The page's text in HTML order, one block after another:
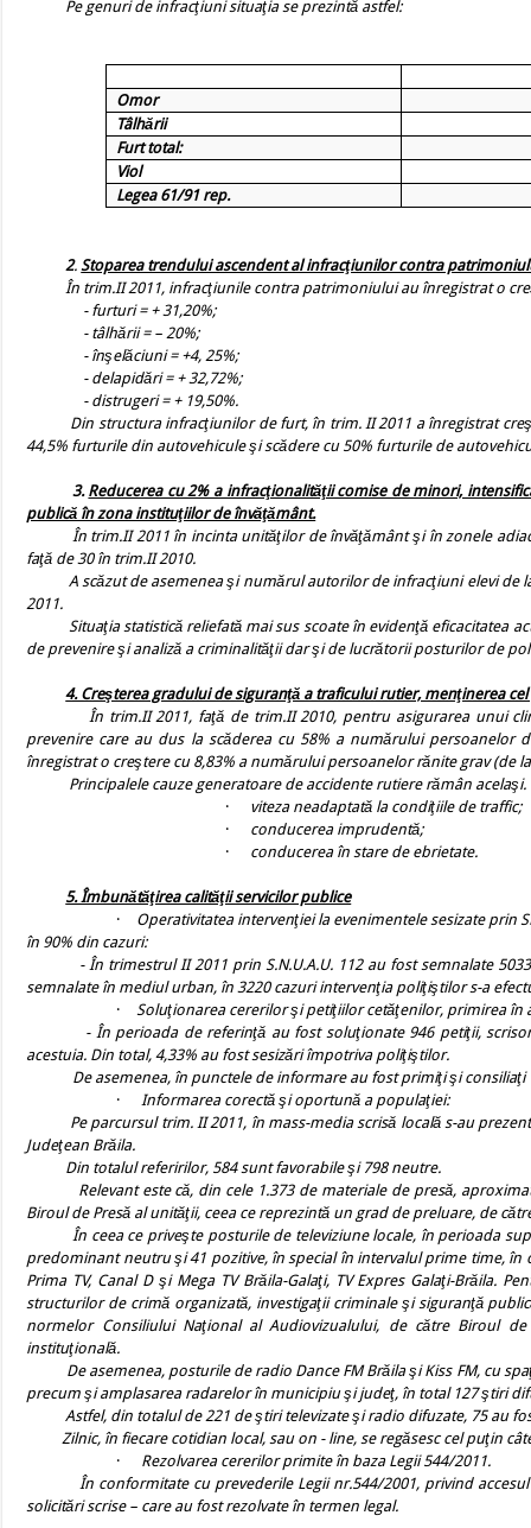
Pe genuri de infracţiuni situaţia se prezintă astfel:
Omor
Tâlhării
Furt total:
Viol
Legea 61/91 rep.
2.Stoparea trendului ascendent al infracţiunilor contra
În trim.II 2011, infracţiunile contra patrimoniului au înregistrat o
- furturi = + 31,20%;
- tâlhării = – 20%;
- înşelăciuni = +4, 25%;
- delapidări = + 32,72%;
- distrugeri = + 19,50%.
Din structura infracţiunilor de furt, în trim. II 2011 a înregistrat
44,5% furturile din autovehicule şi scădere cu 50% furturile de
3. Reducerea cu 2% a infracţionalităţii comise de minori,
publică în zona instituţiilor de învăţământ.
În trim.II 2011 în incinta unităţilor de învăţământ şi în zonele
faţă de 30 în trim.II 2010.
A scăzut de asemenea şi numărul autorilor de infracţiuni elevi de la
2011.
Situaţia statistică reliefată mai sus scoate în evidenţă eficacitatea
de prevenire şi analiză a criminalităţii dar şi de lucrătorii posturilor de
4. Creşterea gradului de siguranţă a traficului rutier, menţinerea
În trim.II 2011, faţă de trim.II 2010, pentru asigurarea unui
prevenire care au dus la scăderea cu 58% a numărului persoanelor
înregistrat o creştere cu 8,83% a numărului persoanelor rănite grav (de la
Principalele cauze generatoare de accidente rutiere rămân acelaşi.
·
viteza neadaptată la condiţiile de traffic;
·
conducerea imprudentă;
·
conducerea în stare de ebrietate.
5. Îmbunătăţirea calităţii servicilor publice
·
Operativitatea intervenţiei la evenimentele sesizate prin
în 90% din cazuri:
- În trimestrul II 2011 prin S.N.U.A.U. 112 au fost semnalate 5033
semnalate în mediul urban, în 3220 cazuri intervenţia poliţiştilor s-a
·
Soluţionarea cererilor şi petiţiilor cetăţenilor, primirea în
- În perioada de referinţă au fost soluţionate 946 petiţii, scrisori
acestuia. Din total, 4,33% au fost sesizări împotriva poliţiştilor.
De asemenea, în punctele de informare au fost primiţi şi consiliaţi
·
Informarea corectă şi oportună a populaţiei:
Pe parcursul trim. II 2011, în mass-media scrisă locală s-au
Judeţean Brăila.
Din totalul referirilor, 584 sunt favorabile şi 798 neutre.
Relevant este că, din cele 1.373 de materiale de presă,
Biroul de Presă al unităţii, ceea ce reprezintă un grad de preluare, de
În ceea ce priveşte posturile de televiziune locale, în perioada
predominant neutru şi 41 pozitive, în special în intervalul prime time, în
Prima TV, Canal D şi Mega TV Brăila-Galaţi, TV Expres Galaţi-Brăila.
structurilor de crimă organizată, investigaţii criminale şi siguranţă
normelor Consiliului Naţional al Audiovizualului, de către Biroul
instituţională.
De asemenea, posturile de radio Dance FM Brăila şi Kiss FM, cu
precum şi amplasarea radarelor în municipiu şi judeţ, în total 127 ştiri
Astfel, din totalul de 221 de ştiri televizate şi radio difuzate, 75 au
Zilnic, în fiecare cotidian local, sau on - line, se regăsesc cel puţin
·
Rezolvarea cererilor primite în baza Legii 544/2011.
În conformitate cu prevederile Legii nr.544/2001, privind accesul
solicitări scrise – care au fost rezolvate în termen legal.